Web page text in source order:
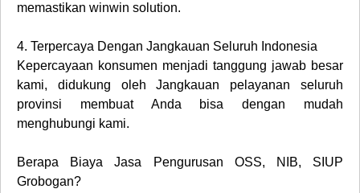
memastikan winwin solution.
4. Terpercaya Dengan Jangkauan Seluruh Indonesia
Kepercayaan konsumen menjadi tanggung jawab besar
kami, didukung oleh Jangkauan pelayanan seluruh
provinsi membuat Anda bisa dengan mudah
menghubungi kami.
Berapa
Biaya Jasa Pengurusan OSS, NIB, SIUP
Grobogan?